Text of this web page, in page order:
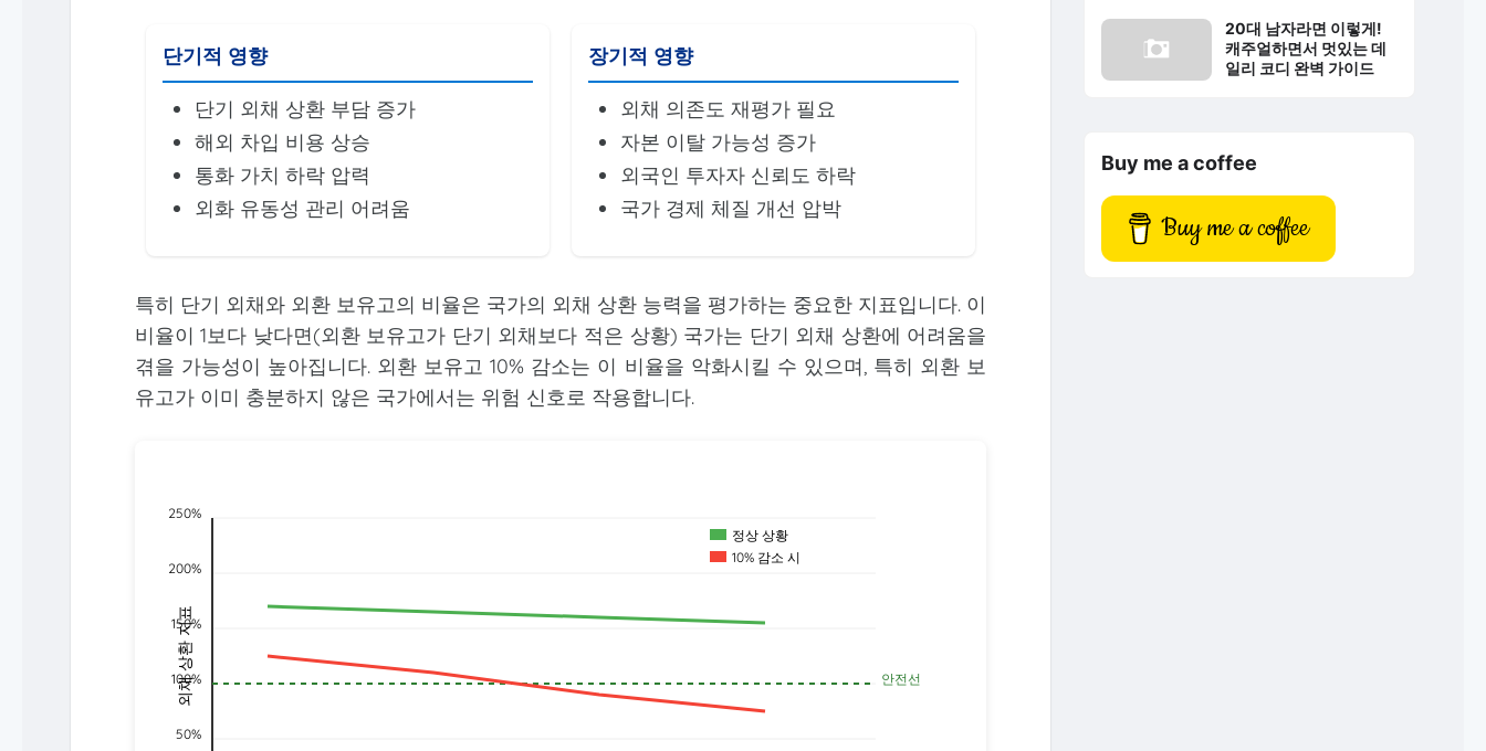
단기적 영향
단기 외채 상환 부담 증가
해외 차입 비용 상승
통화 가치 하락 압력
외화 유동성 관리 어려움
장기적 영향
외채 의존도 재평가 필요
자본 이탈 가능성 증가
외국인 투자자 신뢰도 하락
국가 경제 체질 개선 압박
특히 단기 외채와 외환 보유고의 비율은 국가의 외채 상환 능력을 평가하는 중요한 지표입니다. 이
비율이 1보다 낮다면(외환 보유고가 단기 외채보다 적은 상황) 국가는 단기 외채 상환에 어려움을
겪을 가능성이 높아집니다. 외환 보유고 10% 감소는 이 비율을 악화시킬 수 있으며, 특히 외환 보
유고가 이미 충분하지 않은 국가에서는 위험 신호로 작용합니다.
외채 상환 지표
50%
100%
150%
200%
250%
안전선
정상 상황
10% 감소 시
20대 남자라면 이렇게!
캐주얼하면서 멋있는 데
일리 코디 완벽 가이드
Buy me a coffee
Buy me a coffee